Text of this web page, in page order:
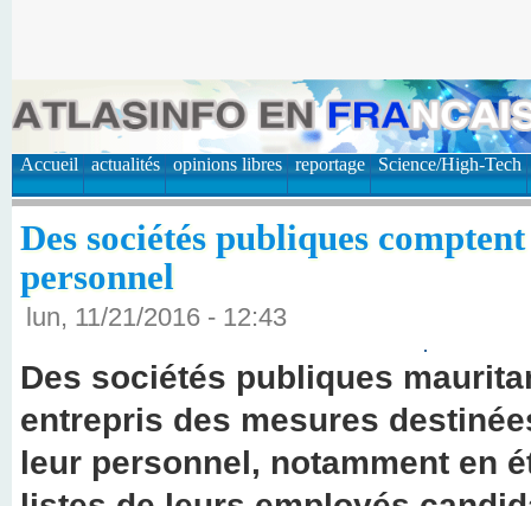
Accueil actualités opinions libres reportage Science/High-Tech
Des sociétés publiques
personnel
lun, 11/21/2016 - 12:43
Des sociétés publiques
entrepris des mesures
leur personnel, notamment en